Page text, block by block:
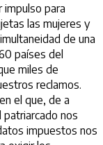
impulso para
las mujeres y
de una
países del
miles de
reclamos.
el que, de a
nos
impuestos nos